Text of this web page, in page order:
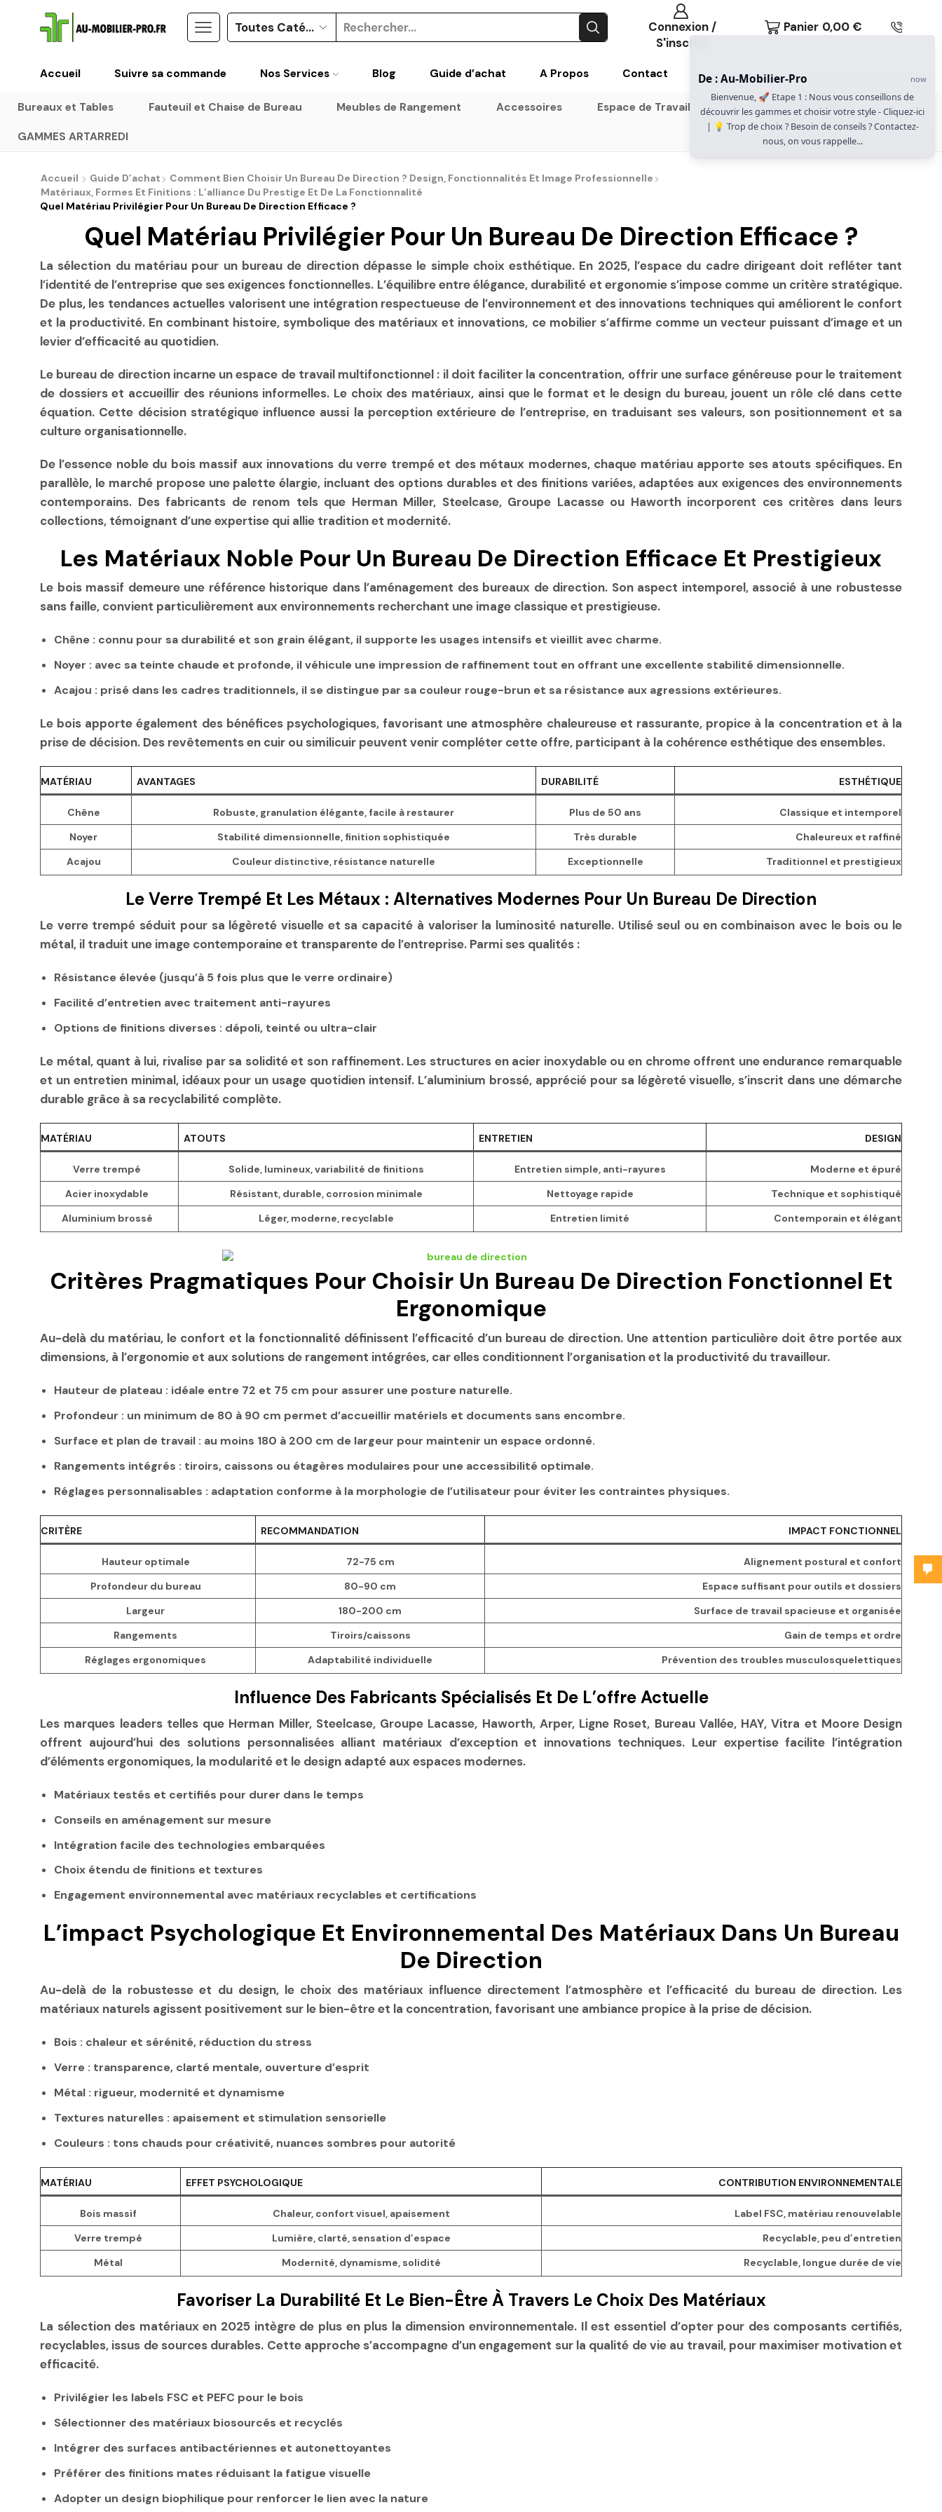
Connexion /
S'inscrire
Panier 0,00 €
Accueil Suivre sa commande Nos Services Blog Guide d’achat A Propos Contact
Bureaux et Tables Fauteuil et Chaise de Bureau Meubles de Rangement Accessoires Espace de Travail Gammes Gautier Office
GAMMES ARTARREDI
Accueil Guide D’achat
Comment Bien Choisir Un Bureau De Direction ? Design, Fonctionnalités Et Image Professionnelle
Matériaux, Formes Et Finitions : L’alliance Du Prestige Et De La Fonctionnalité
Quel Matériau Privilégier Pour Un Bureau De Direction Efficace ?
Quel Matériau Privilégier Pour Un Bureau De Direction Efficace ?
La sélection du matériau pour un bureau de direction dépasse le simple choix esthétique. En 2025, l’espace du cadre dirigeant doit refléter tant
l’identité de l’entreprise que ses exigences fonctionnelles. L’équilibre entre élégance, durabilité et ergonomie s’impose comme un critère stratégique.
De plus, les tendances actuelles valorisent une intégration respectueuse de l’environnement et des innovations techniques qui améliorent le confort
et la productivité. En combinant histoire, symbolique des matériaux et innovations, ce mobilier s’affirme comme un vecteur puissant d’image et un
levier d’efficacité au quotidien.
Le bureau de direction incarne un espace de travail multifonctionnel : il doit faciliter la concentration, offrir une surface généreuse pour le traitement
de dossiers et accueillir des réunions informelles. Le choix des matériaux, ainsi que le format et le design du bureau, jouent un rôle clé dans cette
équation. Cette décision stratégique influence aussi la perception extérieure de l’entreprise, en traduisant ses valeurs, son positionnement et sa
culture organisationnelle.
De l’essence noble du bois massif aux innovations du verre trempé et des métaux modernes, chaque matériau apporte ses atouts spécifiques. En
parallèle, le marché propose une palette élargie, incluant des options durables et des finitions variées, adaptées aux exigences des environnements
contemporains. Des fabricants de renom tels que Herman Miller, Steelcase, Groupe Lacasse ou Haworth incorporent ces critères dans leurs
collections, témoignant d’une expertise qui allie tradition et modernité.
Les Matériaux Noble Pour Un Bureau De Direction Efficace Et Prestigieux
Le bois massif demeure une référence historique dans l’aménagement des bureaux de direction. Son aspect intemporel, associé à une robustesse
sans faille, convient particulièrement aux environnements recherchant une image classique et prestigieuse.
Chêne : connu pour sa durabilité et son grain élégant, il supporte les usages intensifs et vieillit avec charme.
Noyer : avec sa teinte chaude et profonde, il véhicule une impression de raffinement tout en offrant une excellente stabilité dimensionnelle.
Acajou : prisé dans les cadres traditionnels, il se distingue par sa couleur rouge-brun et sa résistance aux agressions extérieures.
Le bois apporte également des bénéfices psychologiques, favorisant une atmosphère chaleureuse et rassurante, propice à la concentration et à la
prise de décision. Des revêtements en cuir ou similicuir peuvent venir compléter cette offre, participant à la cohérence esthétique des ensembles.
MATÉRIAU AVANTAGES DURABILITÉ ESTHÉTIQUE
Chêne Robuste, granulation élégante, facile à restaurer Plus de 50 ans
Classique et intemporel
Noyer
Stabilité dimensionnelle, finition sophistiquée Très durable
Chaleureux et raffiné
Acajou
Couleur distinctive, résistance naturelle Exceptionnelle Traditionnel et prestigieux
Le Verre Trempé Et Les Métaux : Alternatives Modernes Pour Un Bureau De Direction
Le verre trempé séduit pour sa légèreté visuelle et sa capacité à valoriser la luminosité naturelle. Utilisé seul ou en combinaison avec le bois ou le
métal, il traduit une image contemporaine et transparente de l’entreprise. Parmi ses qualités :
Résistance élevée (jusqu’à 5 fois plus que le verre ordinaire)
Facilité d’entretien avec traitement anti-rayures
Options de finitions diverses : dépoli, teinté ou ultra-clair
Le métal, quant à lui, rivalise par sa solidité et son raffinement. Les structures en acier inoxydable ou en chrome offrent une endurance remarquable
et un entretien minimal, idéaux pour un usage quotidien intensif. L’aluminium brossé, apprécié pour sa légèreté visuelle, s’inscrit dans une démarche
durable grâce à sa recyclabilité complète.
MATÉRIAU ATOUTS ENTRETIEN DESIGN
Verre trempé Solide, lumineux, variabilité de finitions Entretien simple, anti-rayures
Moderne et épuré
Acier inoxydable
Résistant, durable, corrosion minimale Nettoyage rapide
Technique et sophistiqué
Aluminium brossé
Léger, moderne, recyclable Entretien limité Contemporain et élégant
Critères Pragmatiques Pour Choisir Un Bureau De Direction Fonctionnel Et
Ergonomique
Au-delà du matériau, le confort et la fonctionnalité définissent l’efficacité d’un bureau de direction. Une attention particulière doit être portée aux
dimensions, à l’ergonomie et aux solutions de rangement intégrées, car elles conditionnent l’organisation et la productivité du travailleur.
Hauteur de plateau : idéale entre 72 et 75 cm pour assurer une posture naturelle.
Profondeur : un minimum de 80 à 90 cm permet d’accueillir matériels et documents sans encombre.
Surface et plan de travail : au moins 180 à 200 cm de largeur pour maintenir un espace ordonné.
Rangements intégrés : tiroirs, caissons ou étagères modulaires pour une accessibilité optimale.
Réglages personnalisables : adaptation conforme à la morphologie de l’utilisateur pour éviter les contraintes physiques.
CRITÈRE RECOMMANDATION IMPACT FONCTIONNEL
Hauteur optimale 72-75 cm
Alignement postural et confort
Profondeur du bureau
80-90 cm
Espace suffisant pour outils et dossiers
Largeur
180-200 cm
Surface de travail spacieuse et organisée
Rangements
Tiroirs/caissons
Gain de temps et ordre
Réglages ergonomiques
Adaptabilité individuelle Prévention des troubles musculosquelettiques
Influence Des Fabricants Spécialisés Et De L’offre Actuelle
Les marques leaders telles que Herman Miller, Steelcase, Groupe Lacasse, Haworth, Arper, Ligne Roset, Bureau Vallée, HAY, Vitra et Moore Design
offrent aujourd’hui des solutions personnalisées alliant matériaux d’exception et innovations techniques. Leur expertise facilite l’intégration
d’éléments ergonomiques, la modularité et le design adapté aux espaces modernes.
Matériaux testés et certifiés pour durer dans le temps
Conseils en aménagement sur mesure
Intégration facile des technologies embarquées
Choix étendu de finitions et textures
Engagement environnemental avec matériaux recyclables et certifications
L’impact Psychologique Et Environnemental Des Matériaux Dans Un Bureau
De Direction
Au-delà de la robustesse et du design, le choix des matériaux influence directement l’atmosphère et l’efficacité du bureau de direction. Les
matériaux naturels agissent positivement sur le bien-être et la concentration, favorisant une ambiance propice à la prise de décision.
Bois : chaleur et sérénité, réduction du stress
Verre : transparence, clarté mentale, ouverture d’esprit
Métal : rigueur, modernité et dynamisme
Textures naturelles : apaisement et stimulation sensorielle
Couleurs : tons chauds pour créativité, nuances sombres pour autorité
MATÉRIAU EFFET PSYCHOLOGIQUE CONTRIBUTION ENVIRONNEMENTALE
Bois massif Chaleur, confort visuel, apaisement
Label FSC, matériau renouvelable
Verre trempé
Lumière, clarté, sensation d’espace
Recyclable, peu d’entretien
Métal
Modernité, dynamisme, solidité Recyclable, longue durée de vie
Favoriser La Durabilité Et Le Bien-Être À Travers Le Choix Des Matériaux
La sélection des matériaux en 2025 intègre de plus en plus la dimension environnementale. Il est essentiel d’opter pour des composants certifiés,
recyclables, issus de sources durables. Cette approche s’accompagne d’un engagement sur la qualité de vie au travail, pour maximiser motivation et
efficacité.
Privilégier les labels FSC et PEFC pour le bois
Sélectionner des matériaux biosourcés et recyclés
Intégrer des surfaces antibactériennes et autonettoyantes
Préférer des finitions mates réduisant la fatigue visuelle
Adopter un design biophilique pour renforcer le lien avec la nature
De : Au-Mobilier-Pro now
Bienvenue, 🚀 Etape 1 : Nous vous conseillons de
découvrir les gammes et choisir votre style - Cliquez-ici
| 💡 Trop de choix ? Besoin de conseils ? Contactez-
nous, on vous rappelle...